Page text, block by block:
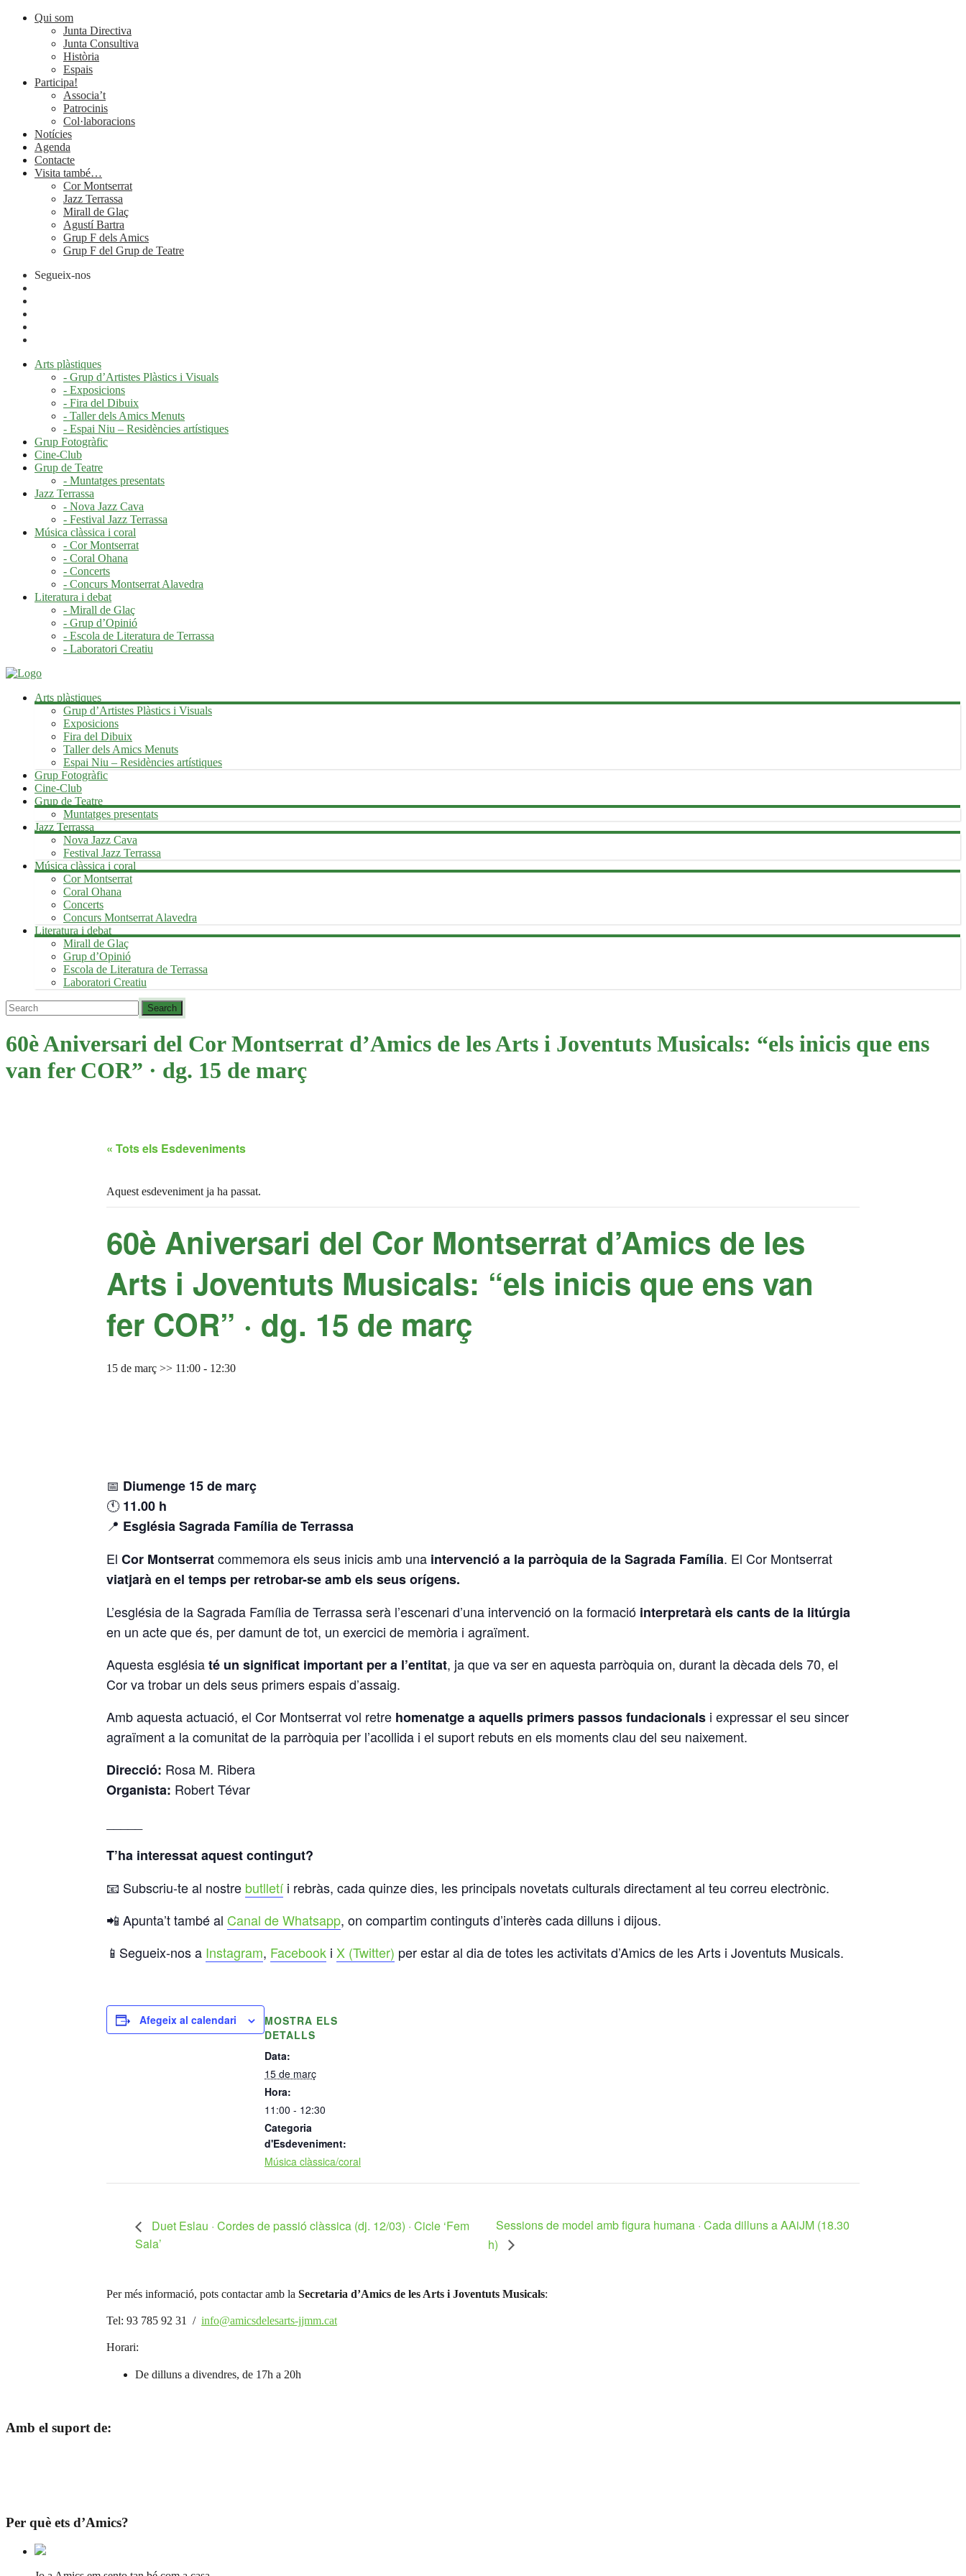
Qui som
Junta Directiva
Junta Consultiva
Història
Espais
Participa!
Associa’t
Patrocinis
Col·laboracions
Notícies
Agenda
Contacte
Visita també…
Cor Montserrat
Jazz Terrassa
Mirall de Glaç
Agustí Bartra
Grup F dels Amics
Grup F del Grup de Teatre
Segueix-nos
Arts plàstiques
- Grup d’Artistes Plàstics i Visuals
- Exposicions
- Fira del Dibuix
- Taller dels Amics Menuts
- Espai Niu – Residències artístiques
Grup Fotogràfic
Cine-Club
Grup de Teatre
- Muntatges presentats
Jazz Terrassa
- Nova Jazz Cava
- Festival Jazz Terrassa
Música clàssica i coral
- Cor Montserrat
- Coral Ohana
- Concerts
- Concurs Montserrat Alavedra
Literatura i debat
- Mirall de Glaç
- Grup d’Opinió
- Escola de Literatura de Terrassa
- Laboratori Creatiu
Arts plàstiques
Grup d’Artistes Plàstics i Visuals
Exposicions
Fira del Dibuix
Taller dels Amics Menuts
Espai Niu – Residències artístiques
Grup Fotogràfic
Cine-Club
Grup de Teatre
Muntatges presentats
Jazz Terrassa
Nova Jazz Cava
Festival Jazz Terrassa
Música clàssica i coral
Cor Montserrat
Coral Ohana
Concerts
Concurs Montserrat Alavedra
Literatura i debat
Mirall de Glaç
Grup d’Opinió
Escola de Literatura de Terrassa
Laboratori Creatiu
60è Aniversari del Cor Montserrat d’Amics de les Arts i Joventuts Musicals: “els inicis que ens
van fer COR” · dg. 15 de març
« Tots els Esdeveniments
Aquest esdeveniment ja ha passat.
60è Aniversari del Cor Montserrat d’Amics de les
Arts i Joventuts Musicals: “els inicis que ens van
fer COR” · dg. 15 de març
15 de març >> 11:00 - 12:30
📅 Diumenge 15 de març
🕚11.00 h
📍 Església Sagrada Família de Terrassa
El Cor Montserratcommemora els seus inicis amb una intervenció a la parròquia de la Sagrada Família. El Cor Montserrat
viatjarà en el temps per retrobar-se amb els seus orígens.
L’església de la Sagrada Família de Terrassa serà l’escenari d’una intervenció on la formació interpretarà els cants de la litúrgia
en un acte que és, per damunt de tot, un exercici de memòria i agraïment.
Aquesta esglésiaté un significat important per a l’entitat, ja que va ser en aquesta parròquia on, durant la dècada dels 70, el
Cor va trobar un dels seus primers espais d’assaig.
Amb aquesta actuació, el Cor Montserrat vol retre homenatge a aquells primers passos fundacionals i expressar el seu sincer
agraïment a la comunitat de la parròquia per l’acollida i el suport rebuts en els moments clau del seu naixement.
Direcció: Rosa M. Ribera
Organista: Robert Tévar
T’ha interessat aquest contingut?
📧 Subscriu-te al nostre butlletíi rebràs, cada quinze dies, les principals novetats culturals directament al teu correu electrònic.
📲 Apunta’t també al Canal de Whatsapp, on compartim continguts d’interès cada dilluns i dijous.
📱Segueix-nos a Instagram, Facebook i X (Twitter) per estar al dia de totes les activitats d’Amics de les Arts i Joventuts Musicals.
Afegeix al calendari
MOSTRA ELS
DETALLS
Data:
15 de març
Hora:
11:00 - 12:30
Categoria
d'Esdeveniment:
Música clàssica/coral
Duet Eslau · Cordes de passió clàssica (dj. 12/03) · Cicle ‘Fem
Sala’
Sessions de model amb figura humana · Cada dilluns a AAiJM (18.30
h)
Per més informació, pots contactar amb la Secretaria d’Amics de les Arts i Joventuts Musicals:
Tel: 93 785 92 31 / info@amicsdelesarts-jjmm.cat
Horari:
De dilluns a divendres, de 17h a 20h
Amb el suport de:
Per què ets d’Amics?